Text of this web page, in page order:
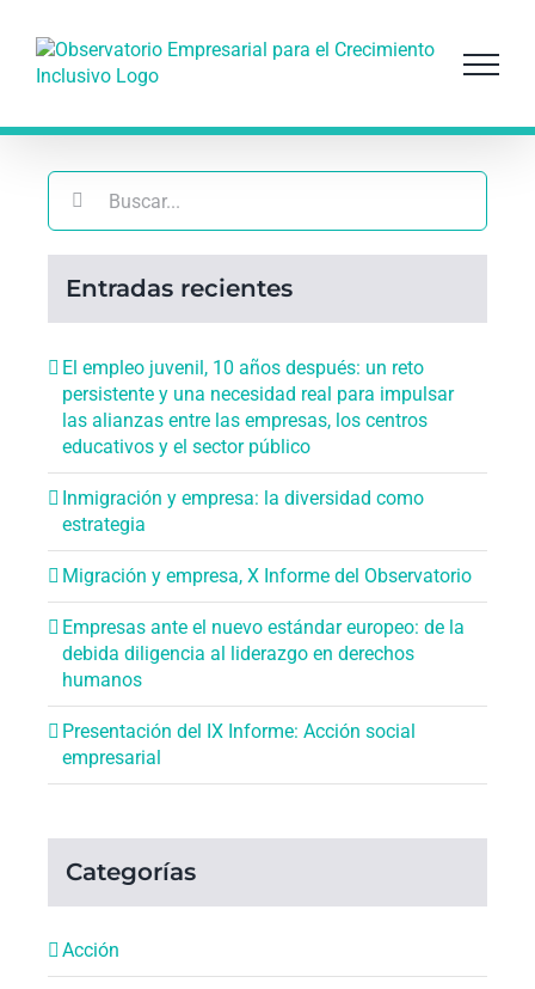
contenido
Buscar:
Entradas recientes
El empleo juvenil, 10 años después: un reto
persistente y una necesidad real para impulsar
las alianzas entre las empresas, los centros
educativos y el sector público
Inmigración y empresa: la diversidad como
estrategia
Migración y empresa, X Informe del Observatorio
Empresas ante el nuevo estándar europeo: de la
debida diligencia al liderazgo en derechos
humanos
Presentación del IX Informe: Acción social
empresarial
Categorías
Acción